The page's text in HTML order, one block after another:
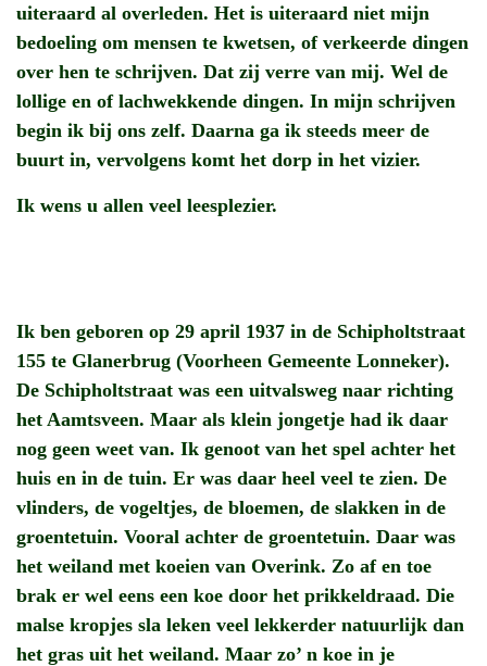
uiteraard al overleden. Het is uiteraard niet mijn
bedoeling om mensen te kwetsen, of verkeerde dingen
over hen te schrijven. Dat zij verre van mij. Wel de
lollige en of lachwekkende dingen. In mijn schrijven
begin ik bij ons zelf. Daarna ga ik steeds meer de
buurt in, vervolgens komt het dorp in het vizier.
Ik wens u allen veel leesplezier.
Ik ben geboren op 29 april 1937 in de Schipholtstraat
155 te Glanerbrug (Voorheen Gemeente Lonneker).
De Schipholtstraat was een uitvalsweg naar richting
het Aamtsveen. Maar als klein jongetje had ik daar
nog geen weet van. Ik genoot van het spel achter het
huis en in de tuin. Er was daar heel veel te zien. De
vlinders, de vogeltjes, de bloemen, de slakken in de
groentetuin. Vooral achter de groentetuin. Daar was
het weiland met koeien van Overink. Zo af en toe
brak er wel eens een koe door het prikkeldraad. Die
malse kropjes sla leken veel lekkerder natuurlijk dan
het gras uit het weiland. Maar zo’ n koe in je